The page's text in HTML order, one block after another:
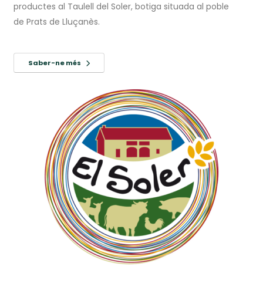
productes al Taulell del Soler, botiga situada al poble
de Prats de Lluçanès.
Saber-ne més